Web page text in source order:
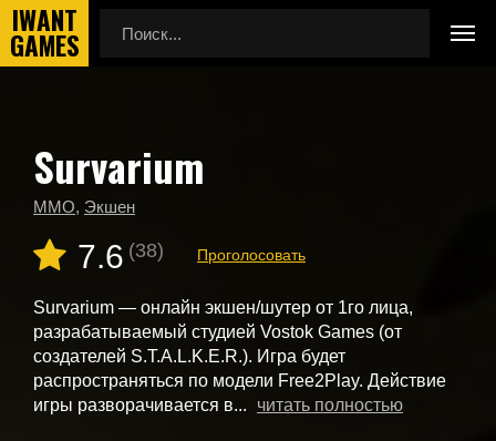
Главная
Новые игры
Survarium
Survarium
MMO, Экшен
7.6 (38) Проголосовать
Survarium — онлайн экшен/шутер от 1го лица,
разрабатываемый студией Vostok Games (от
создателей S.T.A.L.K.E.R.). Игра будет
распространяться по модели Free2Play. Действие
игры разворачивается в...
читать полностью